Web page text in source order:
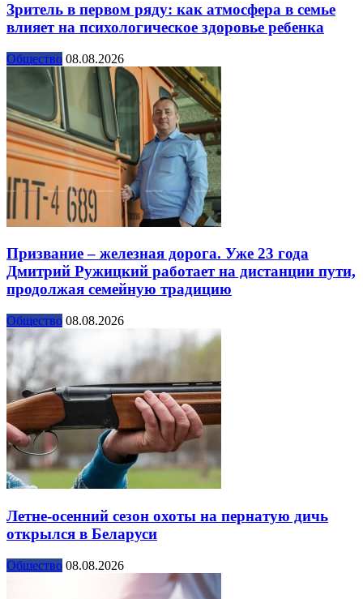
Зритель в первом ряду: как атмосфера в семье
влияет на психологическое здоровье ребенка
Общество 08.08.2026
Призвание – железная дорога. Уже 23 года
Дмитрий Ружицкий работает на дистанции пути,
продолжая семейную традицию
Общество 08.08.2026
Летне-осенний сезон охоты на пернатую дичь
открылся в Беларуси
Общество 08.08.2026